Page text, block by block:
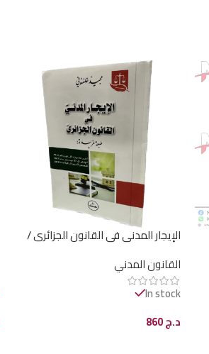
‏الإيجار المدني في القانون الجزائري /
القانون المدني
In stock
د.ج